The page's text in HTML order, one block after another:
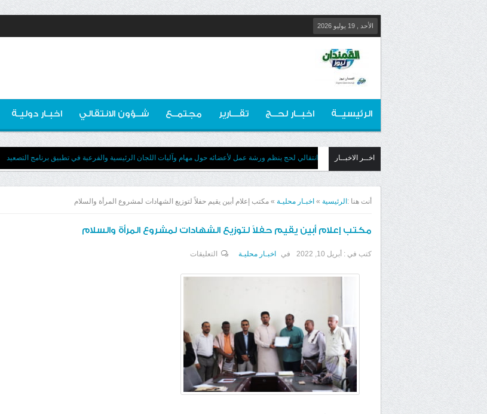
الأحد , 19 يوليو 2026
الرئيسيــة اخبــار لحــج تقـــارير مجتمــع شــؤون الانتقالي اخبـار دوليـة
اخــر الاخبــار انتقالي لحج ينظم ورشة عمل لأعضائه حول مهام وآليات اللجان الرئيسية والفرعية في تطبيق برنامج التصعيد
أنت هنا : الرئيسية » اخبـار محليـة » مكتب إعلام أبين يقيم حفلاً لتوزيع الشهادات لمشروع المرأة والسلام
مكتب إعلام أبين يقيم حفلاً لتوزيع الشهادات لمشروع المرأة والسلام
كتب في : أبريل 10, 2022 في اخبـار محليـة التعليقات
حفلاً
لتوزيع
لمشروع
المرأة